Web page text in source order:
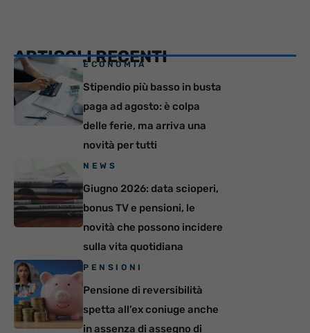
ARTICOLI RECENTI
ECONOMIA
Stipendio più basso in busta
paga ad agosto: è colpa
delle ferie, ma arriva una
novità per tutti
NEWS
Giugno 2026: data scioperi,
bonus TV e pensioni, le
novità che possono incidere
sulla vita quotidiana
PENSIONI
Pensione di reversibilità
spetta all’ex coniuge anche
in assenza di assegno di